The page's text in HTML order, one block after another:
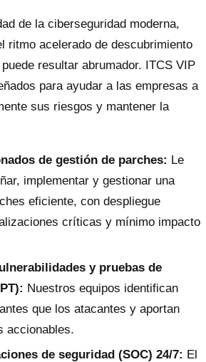
de la ciberseguridad moderna,
ritmo acelerado de descubrimiento
resultar abrumador. ITCS VIP
para ayudar a las empresas a
sus riesgos y mantener la
de gestión de parches: Le
implementar y gestionar una
eficiente, con despliegue
críticas y mínimo impacto
y pruebas de
Nuestros equipos identifican
que los atacantes y aportan
accionables.
de seguridad (SOC) 24/7: El